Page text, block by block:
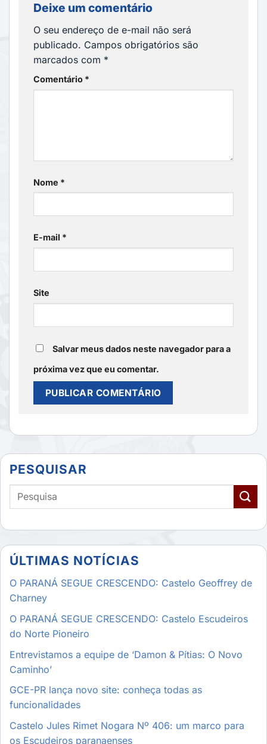
Deixe um comentário
O seu endereço de e-mail não será
publicado. Campos obrigatórios são
marcados com *
Comentário *
Nome *
E-mail *
Site
Salvar meus dados neste navegador para a
próxima vez que eu comentar.
PESQUISAR
ÚLTIMAS NOTÍCIAS
O PARANÁ SEGUE CRESCENDO: Castelo Geoffrey de
Charney
O PARANÁ SEGUE CRESCENDO: Castelo Escudeiros
do Norte Pioneiro
Entrevistamos a equipe de ‘Damon & Pítias: O Novo
Caminho’
GCE-PR lança novo site: conheça todas as
funcionalidades
Castelo Jules Rimet Nogara Nº 406: um marco para
os Escudeiros paranaenses